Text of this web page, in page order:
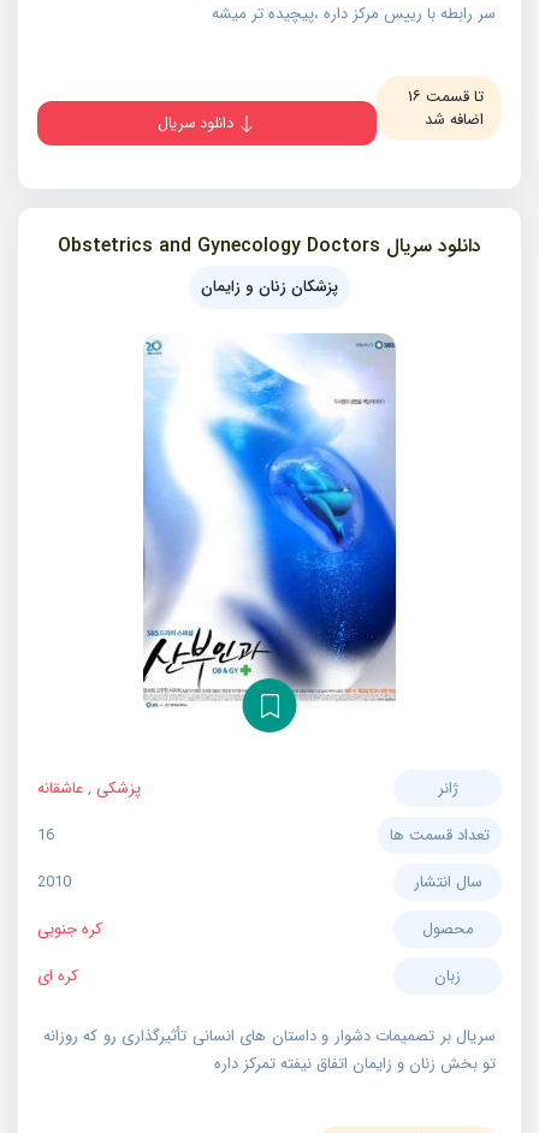
سر رابطه با رییس مرکز داره ،پیچیده تر میشه
تا قسمت ۱۶
اضافه شد
دانلود سریال
دانلود سریال Obstetrics and Gynecology Doctors
پزشکان زنان و زایمان
ژانر پزشکی ,عاشقانه
تعداد قسمت ها
16
سال انتشار
2010
محصول
کره جنوبی
زبان
کره ای
سریال بر تصمیمات دشوار و داستان های انسانی تأثیرگذاری رو که روزانه
تو بخش زنان و زایمان اتفاق نیفته تمرکز داره